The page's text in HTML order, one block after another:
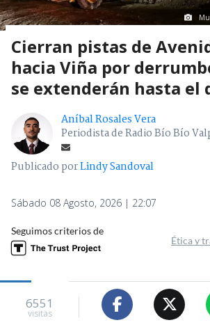
Cierran pistas de
hacia Viña por
se extenderán hasta el
Aníbal Rosales Vera
Periodista de Radio Bío Bío
Publicado porLindy Sandoval
Sábado 08 Agosto, 2026 | 22:07
Seguimos criterios de
Ética y
6551
visitas